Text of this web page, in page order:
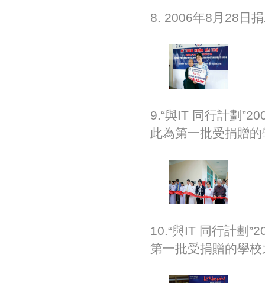
8. 2006年8月28日
9.“與IT 同行計劃
此為第一批受捐贈
10.“與IT 同行計劃
第一批受捐贈的學